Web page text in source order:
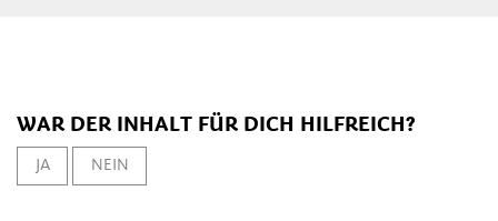
WAR DER INHALT FÜR DICH HILFREICH?
JA NEIN